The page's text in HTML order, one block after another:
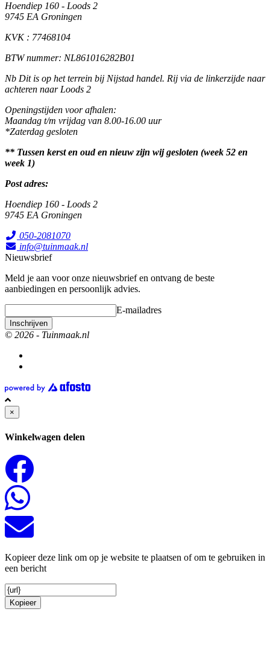
Hoendiep 160 - Loods 2
9745 EA Groningen
KVK : 77468104
BTW nummer: NL861016282B01
Nb Dit is op het terrein bij Nijstad handel. Rij via de linkerzijde naar
achteren naar Loods 2
Openingstijden voor afhalen:
Maandag t/m vrijdag van 8.00-16.00 uur
*Zaterdag gesloten
** Tussen kerst en oud en nieuw zijn wij gesloten (week 52 en
week 1)
Post adres:
Hoendiep 160 - Loods 2
9745 EA Groningen
050-2081070
info@tuinmaak.nl
Nieuwsbrief
Meld je aan voor onze nieuwsbrief en ontvang de beste
aanbiedingen en persoonlijk advies.
E-mailadres
Inschrijven
© 2026 - Tuinmaak.nl
×
Winkelwagen delen
Kopieer deze link om op je website te plaatsen of om te gebruiken in
een bericht
Kopieer